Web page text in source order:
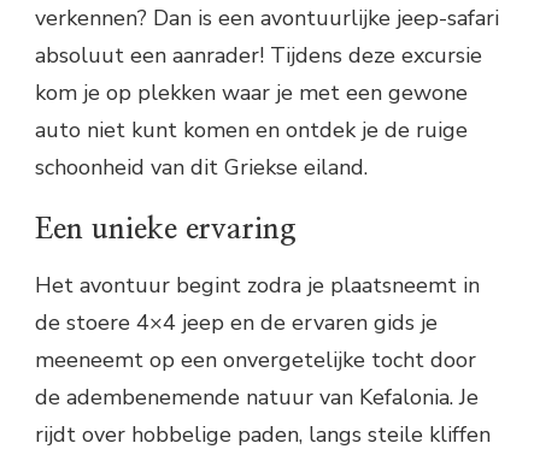
verkennen? Dan is een avontuurlijke jeep-safari
absoluut een aanrader! Tijdens deze excursie
kom je op plekken waar je met een gewone
auto niet kunt komen en ontdek je de ruige
schoonheid van dit Griekse eiland.
Een unieke ervaring
Het avontuur begint zodra je plaatsneemt in
de stoere 4×4 jeep en de ervaren gids je
meeneemt op een onvergetelijke tocht door
de adembenemende natuur van Kefalonia. Je
rijdt over hobbelige paden, langs steile kliffen